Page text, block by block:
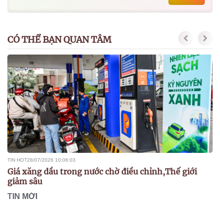
CÓ THỂ BẠN QUAN TÂM
TIN HOT28/07/2026 10:06:03
Giá xăng dầu trong nước chờ điều chỉnh,Thế giới
giảm sâu
TIN MỚI